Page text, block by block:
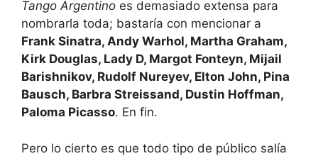
Tango Argentino es demasiado extensa para
nombrarla toda; bastaría con mencionar a
Frank Sinatra, Andy Warhol, Martha Graham,
Kirk Douglas, Lady D, Margot Fonteyn, Mijail
Barishnikov, Rudolf Nureyev, Elton John, Pina
Bausch, Barbra Streissand, Dustin Hoffman,
Paloma Picasso. En fin.
Pero lo cierto es que todo tipo de público salía